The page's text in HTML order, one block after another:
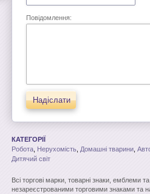
Повідомлення:
Надіслати
КАТЕГОРІЇ
Робота Нерухомість Домашні тварини
Дитячий світ
Всі торгові марки, товарні знаки, емблеми
незареєстрованими торговими знаками та